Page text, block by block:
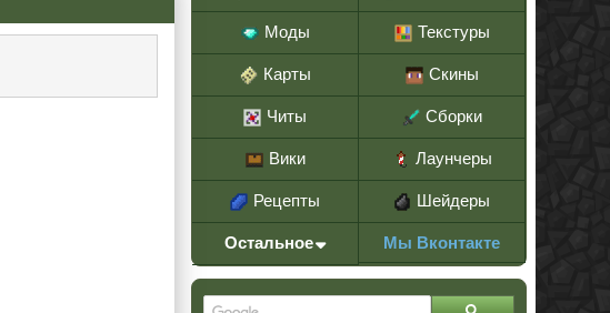
Моды Текстуры
Карты Скины
Читы Сборки
Вики Лаунчеры
Рецепты Шейдеры
Остальное Мы Вконтакте